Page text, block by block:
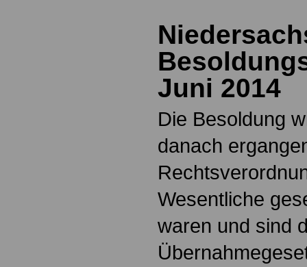
Juni 2014
Die Besoldung
danach
Wesentliche
waren und sind